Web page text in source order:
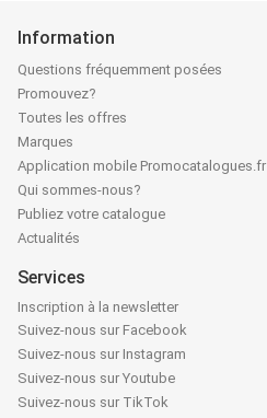
Information
Questions fréquemment posées
Promouvez?
Toutes les offres
Marques
Application mobile Promocatalogues.fr
Qui sommes-nous?
Publiez votre catalogue
Actualités
Services
Inscription à la newsletter
Suivez-nous sur Facebook
Suivez-nous sur Instagram
Suivez-nous sur Youtube
Suivez-nous sur TikTok